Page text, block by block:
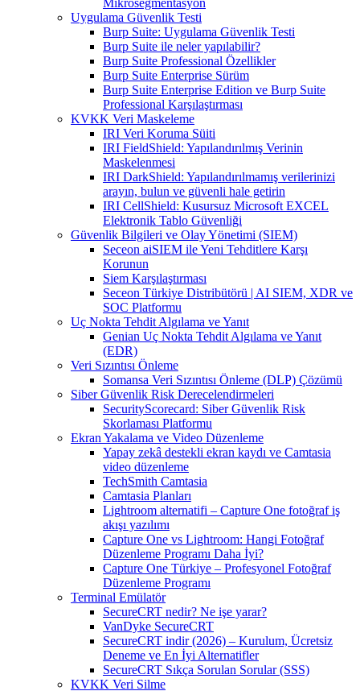
Mikrosegmentasyon
Uygulama Güvenlik Testi
Burp Suite: Uygulama Güvenlik Testi
Burp Suite ile neler yapılabilir?
Burp Suite Professional Özellikler
Burp Suite Enterprise Sürüm
Burp Suite Enterprise Edition ve Burp Suite
Professional Karşılaştırması
KVKK Veri Maskeleme
IRI Veri Koruma Süiti
IRI FieldShield: Yapılandırılmış Verinin
Maskelenmesi
IRI DarkShield: Yapılandırılmamış verilerinizi
arayın, bulun ve güvenli hale getirin
IRI CellShield: Kusursuz Microsoft EXCEL
Elektronik Tablo Güvenliği
Güvenlik Bilgileri ve Olay Yönetimi (SIEM)
Seceon aiSIEM ile Yeni Tehditlere Karşı
Korunun
Siem Karşılaştırması
Seceon Türkiye Distribütörü | AI SIEM, XDR ve
SOC Platformu
Uç Nokta Tehdit Algılama ve Yanıt
Genian Uç Nokta Tehdit Algılama ve Yanıt
(EDR)
Veri Sızıntısı Önleme
Somansa Veri Sızıntısı Önleme (DLP) Çözümü
Siber Güvenlik Risk Derecelendirmeleri
SecurityScorecard: Siber Güvenlik Risk
Skorlaması Platformu
Ekran Yakalama ve Video Düzenleme
Yapay zekâ destekli ekran kaydı ve Camtasia
video düzenleme
TechSmith Camtasia
Camtasia Planları
Lightroom alternatifi – Capture One fotoğraf iş
akışı yazılımı
Capture One vs Lightroom: Hangi Fotoğraf
Düzenleme Programı Daha İyi?
Capture One Türkiye – Profesyonel Fotoğraf
Düzenleme Programı
Terminal Emülatör
SecureCRT nedir? Ne işe yarar?
VanDyke SecureCRT
SecureCRT indir (2026) – Kurulum, Ücretsiz
Deneme ve En İyi Alternatifler
SecureCRT Sıkça Sorulan Sorular (SSS)
KVKK Veri Silme